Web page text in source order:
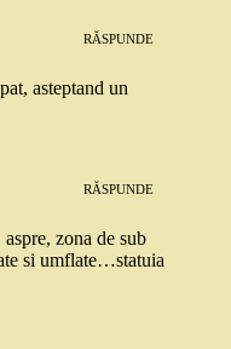
RĂSPUNDE
asteptand un
RĂSPUNDE
zona de sub
si umflate…statuia